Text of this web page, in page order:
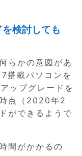
検討しても
らかの意図があ
搭載パソコンを
ップグレードを
点（2020年2
ができるようで
間がかかるの